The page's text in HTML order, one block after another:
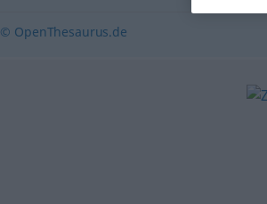
© OpenThesaurus.de